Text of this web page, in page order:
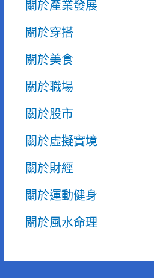
關於產業發展
關於穿搭
關於美食
關於職場
關於股市
關於虛擬實境
關於財經
關於運動健身
關於風水命理